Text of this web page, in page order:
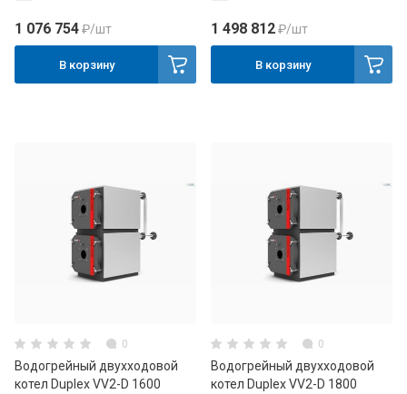
1 076 754₽/шт
В корзину
1 498 812₽/шт
В корзину
0
Водогрейный двухходовой
котел Duplex VV2-D 1600
0
Водогрейный двухходовой
котел Duplex VV2-D 1800